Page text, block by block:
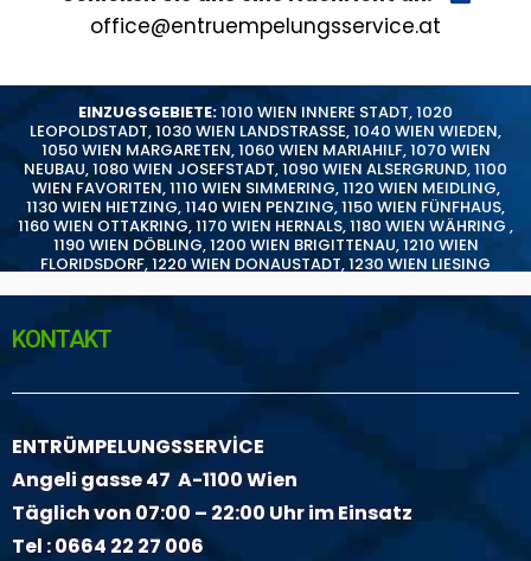
office@entruempelungsservice.at
EINZUGSGEBIETE:1010 WIEN INNERE STADT,1020
LEOPOLDSTADT,1030 WIEN LANDSTRASSE,1040 WIEN WIEDEN,
1050 WIEN MARGARETEN,1060 WIEN MARIAHILF,1070 WIEN
NEUBAU,1080 WIEN JOSEFSTADT,1090 WIEN ALSERGRUND,1100
WIEN FAVORITEN,1110 WIEN SIMMERING,1120 WIEN MEIDLING,
1130 WIEN HIETZING,1140 WIEN PENZING,1150 WIEN FÜNFHAUS,
1160 WIEN OTTAKRING,1170 WIEN HERNALS,1180 WIEN WÄHRING ,
1190 WIEN DÖBLING,1200 WIEN BRIGITTENAU,1210 WIEN
FLORIDSDORF,1220 WIEN DONAUSTADT,1230 WIEN LIESING
KONTAKT
ENTRÜMPELUNGSSERVİCE
Angeli gasse 47 A-1100 Wien
Täglich von 07:00 – 22:00 Uhr im Einsatz
Tel :0664 22 27 006